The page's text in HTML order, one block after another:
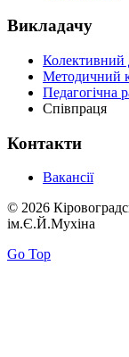
Викладачу
Колективний
Методичний
Педагогічна
Співпраця
Контакти
Вакансії
© 2026
ім.Є.Й.Мухіна
Go Top